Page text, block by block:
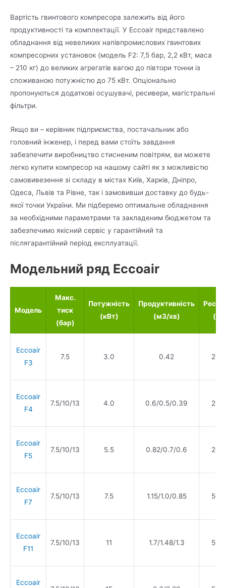
Вартість гвинтового компресора залежить від його
продуктивності та комплектації. У Eccoair представлено
обладнання від невеликих напівпромислових гвинтових
компресорних установок (модель F2: 7,5 бар, 2,2 кВт, маса
– 210 кг) до великих агрегатів вагою до півтори тонни із
споживаною потужністю до 75 кВт. Опціонально
пропонуються додаткові осушувачі, ресивери, магістральні
фільтри.
Якщо ви – керівник підприємства, постачальник або
головний інженер, і перед вами стоїть завдання
забезпечити виробництво стисненим повітрям, ви можете
легко купити компресор на нашому сайті як з можливістю
самовивезення зі складу в містах Київ, Харків, Дніпро,
Одеса, Львів та Рівне, так і замовивши доставку до будь-
якої точки України. Ми підберемо оптимальне обладнання
за необхідними параметрами та закладеним бюджетом та
забезпечимо якісний сервіс у гарантійний та
післягарантійний період експлуатації.
Модельний ряд Eccoair
Модель
Макс.
тиск
(бар)
Потужність
(кВт)
Продуктивність
(м3/хв)
(л)
Eccoair
F3
7.5 3.0 0.42 200
Eccoair
F4
7.5/10/13 4.0 0.6/0.5/0.39 200
Eccoair
F5
7.5/10/13 5.5 0.82/0.7/0.6 200
Eccoair
F7
7.5/10/13 7.5 1.15/1.0/0.85 500
Eccoair
F11
7.5/10/13 11 1.7/1.48/1.3 500
Eccoair